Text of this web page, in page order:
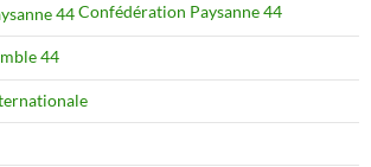
Confédération Paysanne 44
44